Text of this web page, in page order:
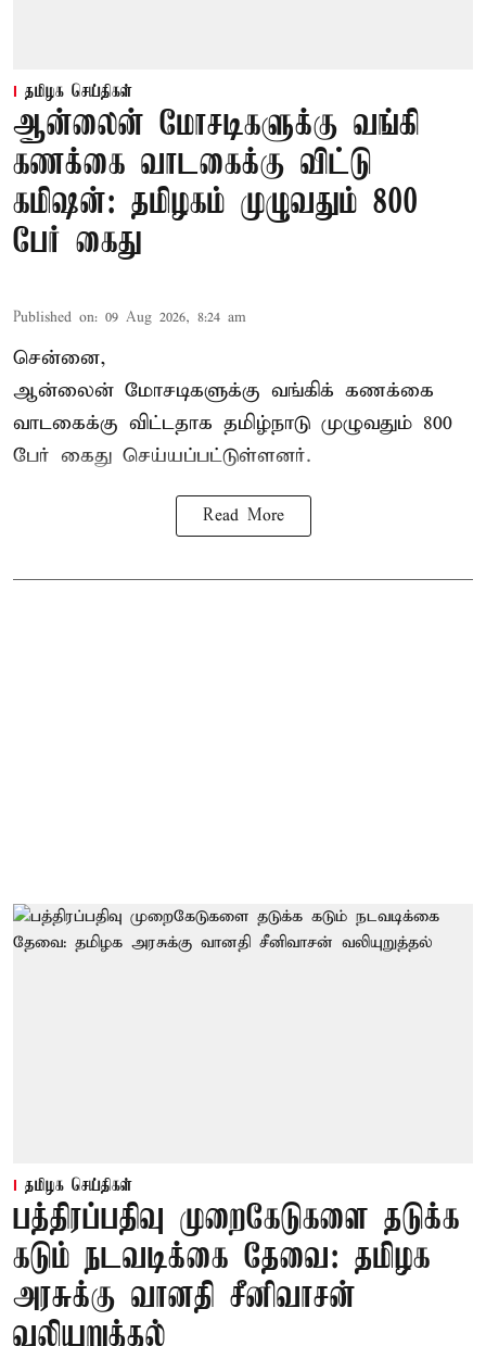
தமிழக செய்திகள்
ஆன்லைன் மோசடிகளுக்கு வங்கி
கணக்கை வாடகைக்கு விட்டு
கமிஷன்: தமிழகம் முழுவதும் 800
பேர் கைது
Published on: 09 Aug 2026, 8:24 am
சென்னை,
ஆன்லைன் மோசடிகளுக்கு வங்கிக் கணக்கை
வாடகைக்கு விட்டதாக தமிழ்நாடு முழுவதும் 800
பேர் கைது செய்யப்பட்டுள்ளனர்.
Read More
தமிழக செய்திகள்
பத்திரப்பதிவு முறைகேடுகளை தடுக்க
கடும் நடவடிக்கை தேவை: தமிழக
அரசுக்கு வானதி சீனிவாசன்
வலியுறுத்தல்